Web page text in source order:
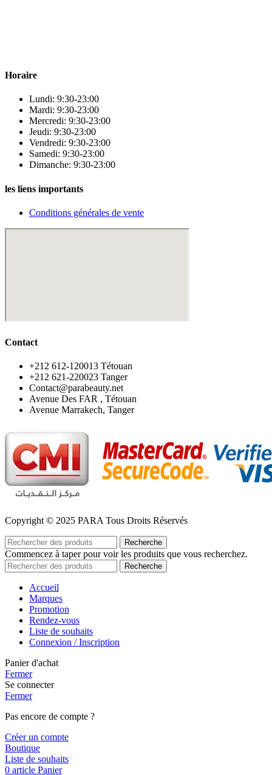
Horaire
Lundi: 9:30-23:00
Mardi: 9:30-23:00
Mercredi: 9:30-23:00
Jeudi: 9:30-23:00
Vendredi: 9:30-23:00
Samedi: 9:30-23:00
Dimanche: 9:30-23:00
les liens importants
Conditions générales de vente
Contact
‪+212 612-120013 Tétouan
‪+212 621-220023 Tanger
Contact@parabeauty.net
Avenue Des FAR , Tétouan
Avenue Marrakech, Tanger
Copyright © 2025 PARA Tous Droits Réservés
Recherche
Commencez à taper pour voir les produits que vous recherchez.
Recherche
Accueil
Marques
Promotion
Rendez-vous
Liste de souhaits
Connexion / Inscription
Panier d'achat
Fermer
Se connecter
Fermer
Pas encore de compte ?
Créer un compte
Boutique
Liste de souhaits
0 article Panier